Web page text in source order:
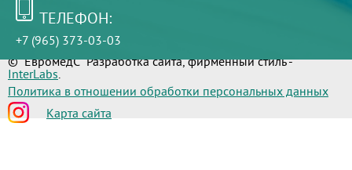
ТЕЛЕФОН:
+7 (965) 373-03-03
© "ЕвромедС" Разработка сайта, фирменный стиль -
InterLabs.
Политика в отношении обработки персональных данных
Карта сайта